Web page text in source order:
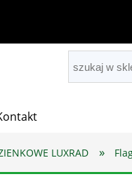
LUXRAD »